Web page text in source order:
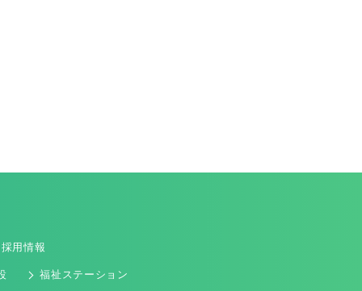
採用情報
福祉ステーション